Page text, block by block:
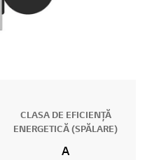
CLASA DE EFICIENȚĂ
ENERGETICĂ (SPĂLARE)
A